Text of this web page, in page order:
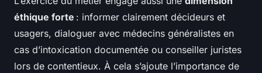
éthique forte : informer clairement décideurs et
usagers, dialoguer avec médecins généralistes en
cas d’intoxication documentée ou conseiller juristes
lors de contentieux. À cela s’ajoute l’importance de